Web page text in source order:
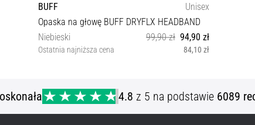
BUFF
Unisex
Opaska na głowę BUFF DRYFLX HEADBAND
Niebieski
99,90 zł 94,90 zł
Ostatnia najniższa cena 84,10 zł
4.8 z 5 na podstawie 6089